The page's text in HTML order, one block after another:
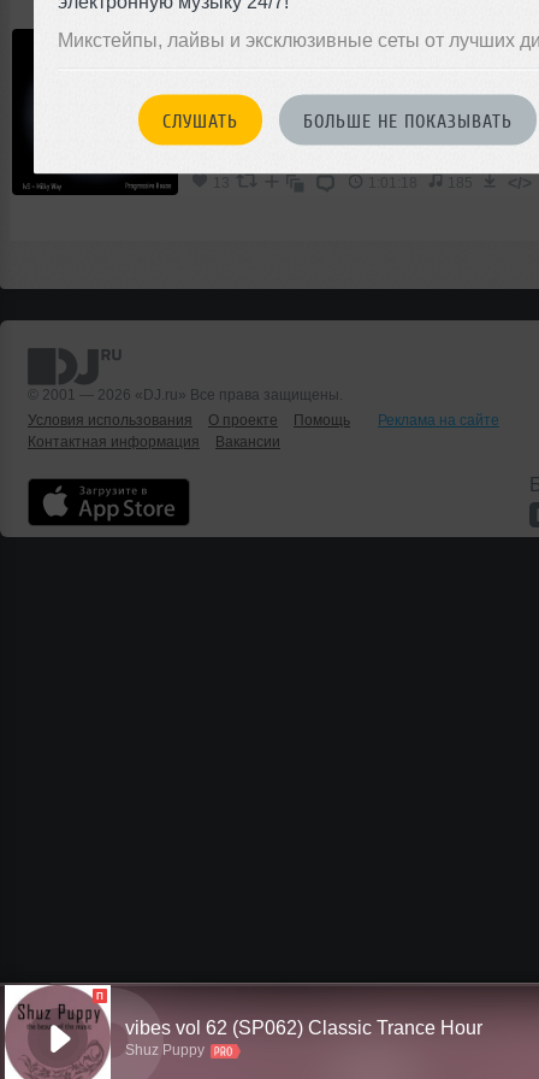
Микстейпы, лайвы и эксклюзивные сеты от лучших
СЛУШАТЬ БОЛЬШЕ НЕ ПОКАЗЫВАТЬ
IvS
Микс Progressive House
13 1:01:18 185 </>
© 2001 — 2026 «DJ.ru» Все права защищены.
Условия использования
О проекте Помощь
Реклама на сайте
Контактная информация
Вакансии
П
vibes vol 62 (SP062) Classic Trance Hour
Shuz Puppy